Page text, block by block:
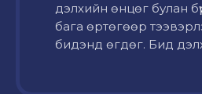
дэлхийн өнцөг булан
бага өртөгөөр
бидэнд өгдөг. Бид